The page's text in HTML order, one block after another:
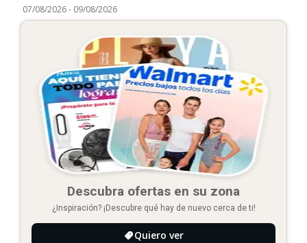
07/08/2026- 09/08/2026
Descubra ofertas en su zona
¿Inspiración? ¡Descubre qué hay de nuevo cerca de ti!
Quiero ver